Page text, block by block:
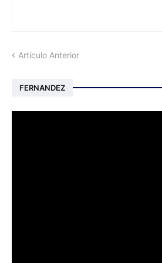
Artículo Anterior
FERNANDEZ